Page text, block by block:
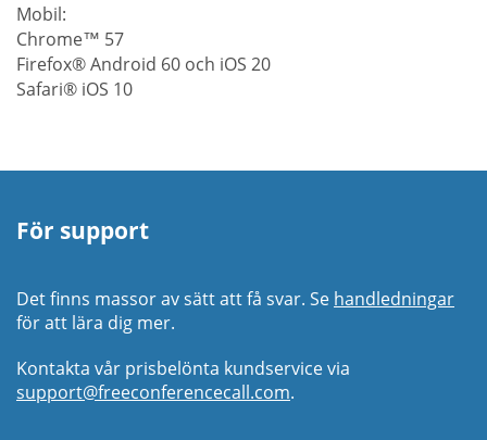
Mobil:
Chrome™ 57
Firefox® Android 60 och iOS 20
Safari® iOS 10
För support
Det finns massor av sätt att få svar. Se handledningar
för att lära dig mer.
Kontakta vår prisbelönta kundservice via
support@freeconferencecall.com.